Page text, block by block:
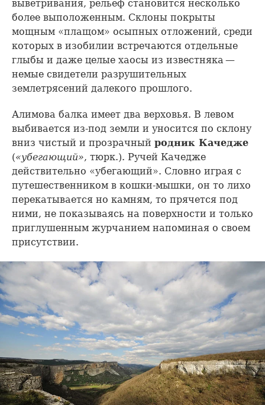
выветривания, рельеф становится несколько
более выположенным. Склоны покрыты
мощным «плащом» осыпных отложений, среди
которых в изобилии встречаются отдельные
глыбы и даже целые хаосы из известняка —
немые свидетели разрушительных
землетрясений далекого прошлого.
Алимова балка имеет два верховья. В левом
выбивается из-под земли и уносится по склону
вниз чистый и прозрачный родник Качедже
(«убегающий», тюрк.). Ручей Качедже
действительно «убегающий». Словно играя с
путешественником в кошки-мышки, он то лихо
перекатывается но камням, то прячется под
ними, не показываясь на поверхности и только
приглушенным журчанием напоминая о своем
присутствии.